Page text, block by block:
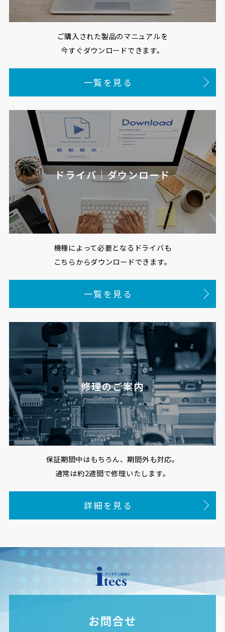
ご購入された製品のマニュアルを
今すぐダウンロードできます。
一覧を見る
ドライバ｜ダウンロード
機種によって必要となるドライバも
こちらからダウンロードできます。
一覧を見る
修理のご案内
保証期間中はもちろん、期間外も対応。
通常は約2週間で修理いたします。
詳細を見る
お問合せ